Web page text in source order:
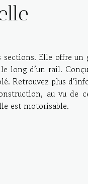
Elle offre un
long d’un rail.
Retrouvez plus
au vu de
est motorisable.